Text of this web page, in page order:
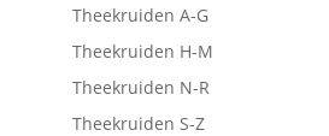
Theekruiden A-G
Theekruiden H-M
Theekruiden N-R
Theekruiden S-Z